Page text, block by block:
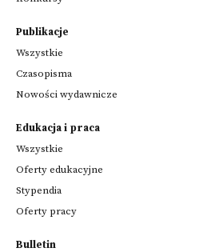
Publikacje
Wszystkie
Czasopisma
Nowości wydawnicze
Edukacja i praca
Wszystkie
Oferty edukacyjne
Stypendia
Oferty pracy
Bulletin